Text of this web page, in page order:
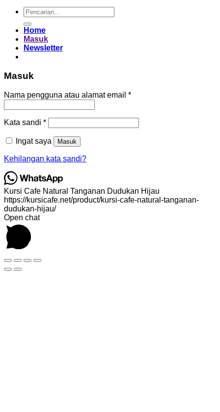
Pencarian
untuk:
Home
Masuk
Newsletter
Masuk
Nama pengguna atau alamat email *Wajib
Kata sandi *Wajib
Ingat saya Masuk
Kehilangan kata sandi?
Kursi Cafe Natural Tanganan Dudukan Hijau
https://kursicafe.net/product/kursi-cafe-natural-tanganan-
dudukan-hijau/
Open chat